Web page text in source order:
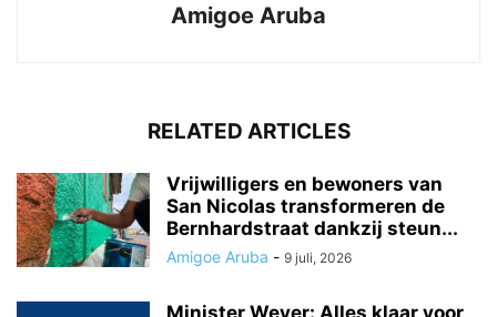
Amigoe Aruba
RELATED ARTICLES
Vrijwilligers en bewoners van
San Nicolas transformeren de
Bernhardstraat dankzij steun...
Amigoe Aruba - 9 juli, 2026
Minister Wever: Alles klaar voor